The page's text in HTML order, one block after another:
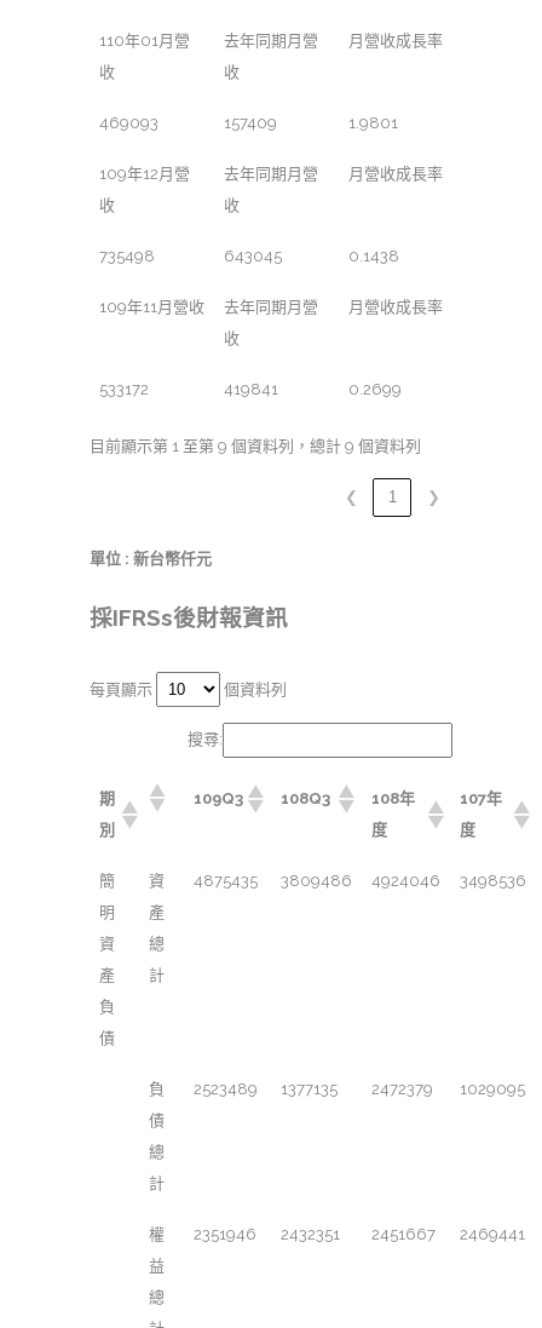
110年01月營
收
去年同期月營
收
月營收成長率
469093 157409 1.9801
109年12月營
收
去年同期月營
收
月營收成長率
735498 643045 0.1438
109年11月營收
去年同期月營
收
月營收成長率
533172 419841 0.2699
目前顯示第 1 至第 9 個資料列，總計 9 個資料列
❮ 1 ❯
單位 : 新台幣仟元
採IFRSs後財報資訊
每頁顯示 個資料列
搜尋:
期
別
109Q3 108Q3
108年
度
107年
度
簡
明
資
產
負
債
資
產
總
計
4875435 3809486 4924046 3498536
負
債
總
計
2523489 1377135 2472379 1029095
權
益
總
2351946 2432351 2451667 2469441